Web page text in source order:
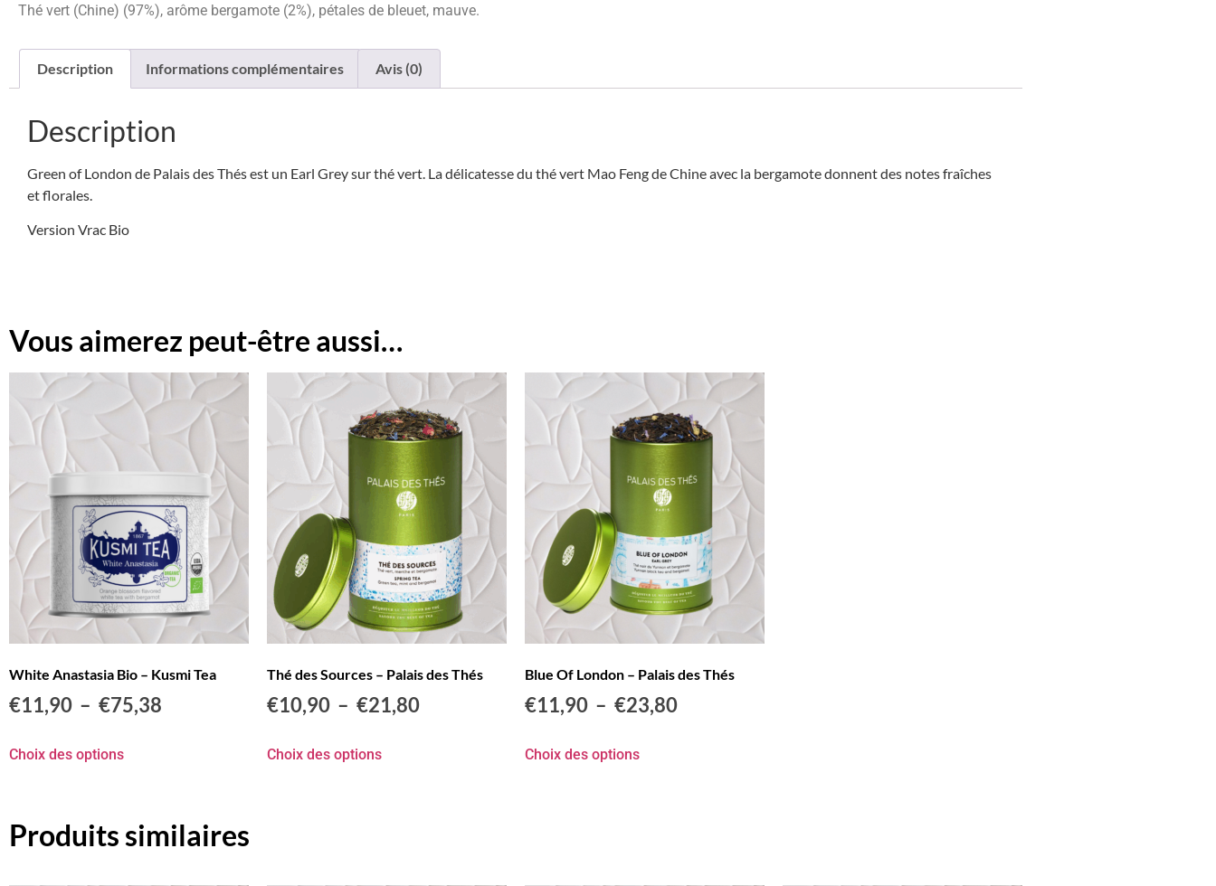
Thé vert (Chine) (97%), arôme bergamote (2%), pétales de bleuet, mauve.
Description Informations complémentaires Avis (0)
Description
Green of London de Palais des Thés est un Earl Grey sur thé vert. La délicatesse du thé vert Mao Feng de Chine avec la bergamote donnent des notes fraîches
et florales.
Version Vrac Bio
Vous aimerez peut-être aussi…
White Anastasia Bio – Kusmi Tea
€11,90 – €75,38
Choix des options
Thé des Sources – Palais des Thés
€10,90 – €21,80
Choix des options
Blue Of London – Palais des Thés
€11,90 – €23,80
Choix des options
Produits similaires